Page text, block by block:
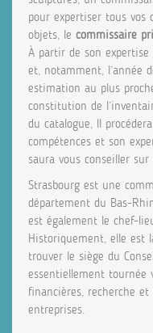
pour expertiser tous
objets, le commissaire
À partir de son expertise
et, notamment, l’année
estimation au plus
constitution de
du catalogue, Il
compétences et son
saura vous conseiller
Strasbourg est une
département du Bas-
est également le chef-
Historiquement, elle est
trouver le siège du
essentiellement
financières, recherche et
entreprises.